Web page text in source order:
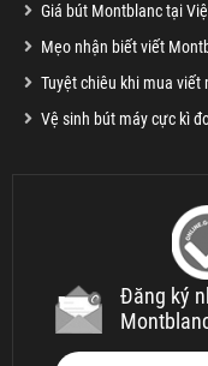
Giá bút Montblanc tại
Mẹo nhận biết viết
Tuyệt chiêu khi mua viết
Vệ sinh bút máy cực kì
Đăng ký